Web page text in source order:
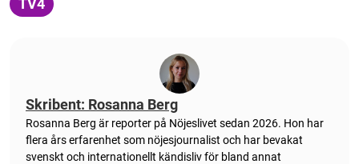
TV4
Skribent: Rosanna Berg
Rosanna Berg är reporter på Nöjeslivet sedan 2026. Hon har
flera års erfarenhet som nöjesjournalist och har bevakat
svenskt och internationellt kändisliv för bland annat